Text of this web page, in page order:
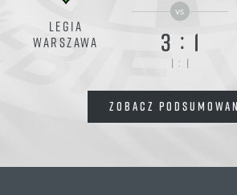
LEGIA
WARSZAWA
vs
3 : 1
1 : 1
ZOBACZ